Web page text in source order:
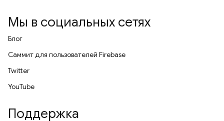
Мы в социальных сетях
Блог
Саммит для пользователей Firebase
Twitter
YouTube
Поддержка